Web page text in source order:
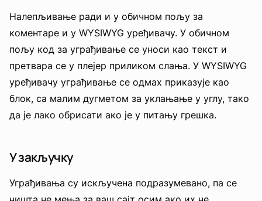
Налепљивање ради и у обичном пољу за
коментаре и у WYSIWYG уређивачу. У обичном
пољу код за уграђивање се уноси као текст и
претвара се у плејер приликом слања. У WYSIWYG
уређивачу уграђивање се одмах приказује као
блок, са малим дугметом за уклањање у углу, тако
да је лако обрисати ако је у питању грешка.
У закључку
Уграђивања су искључена подразумевано, па се